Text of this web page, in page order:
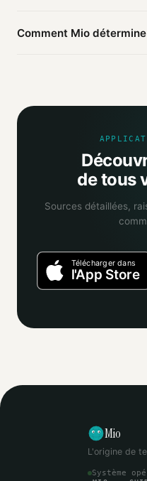
produits de la marque
Comment Mio
selon la fiabilité des
de tous
Sources détaillées,
Télécharger dans
l'App Store
Mio
L'origine de
Système